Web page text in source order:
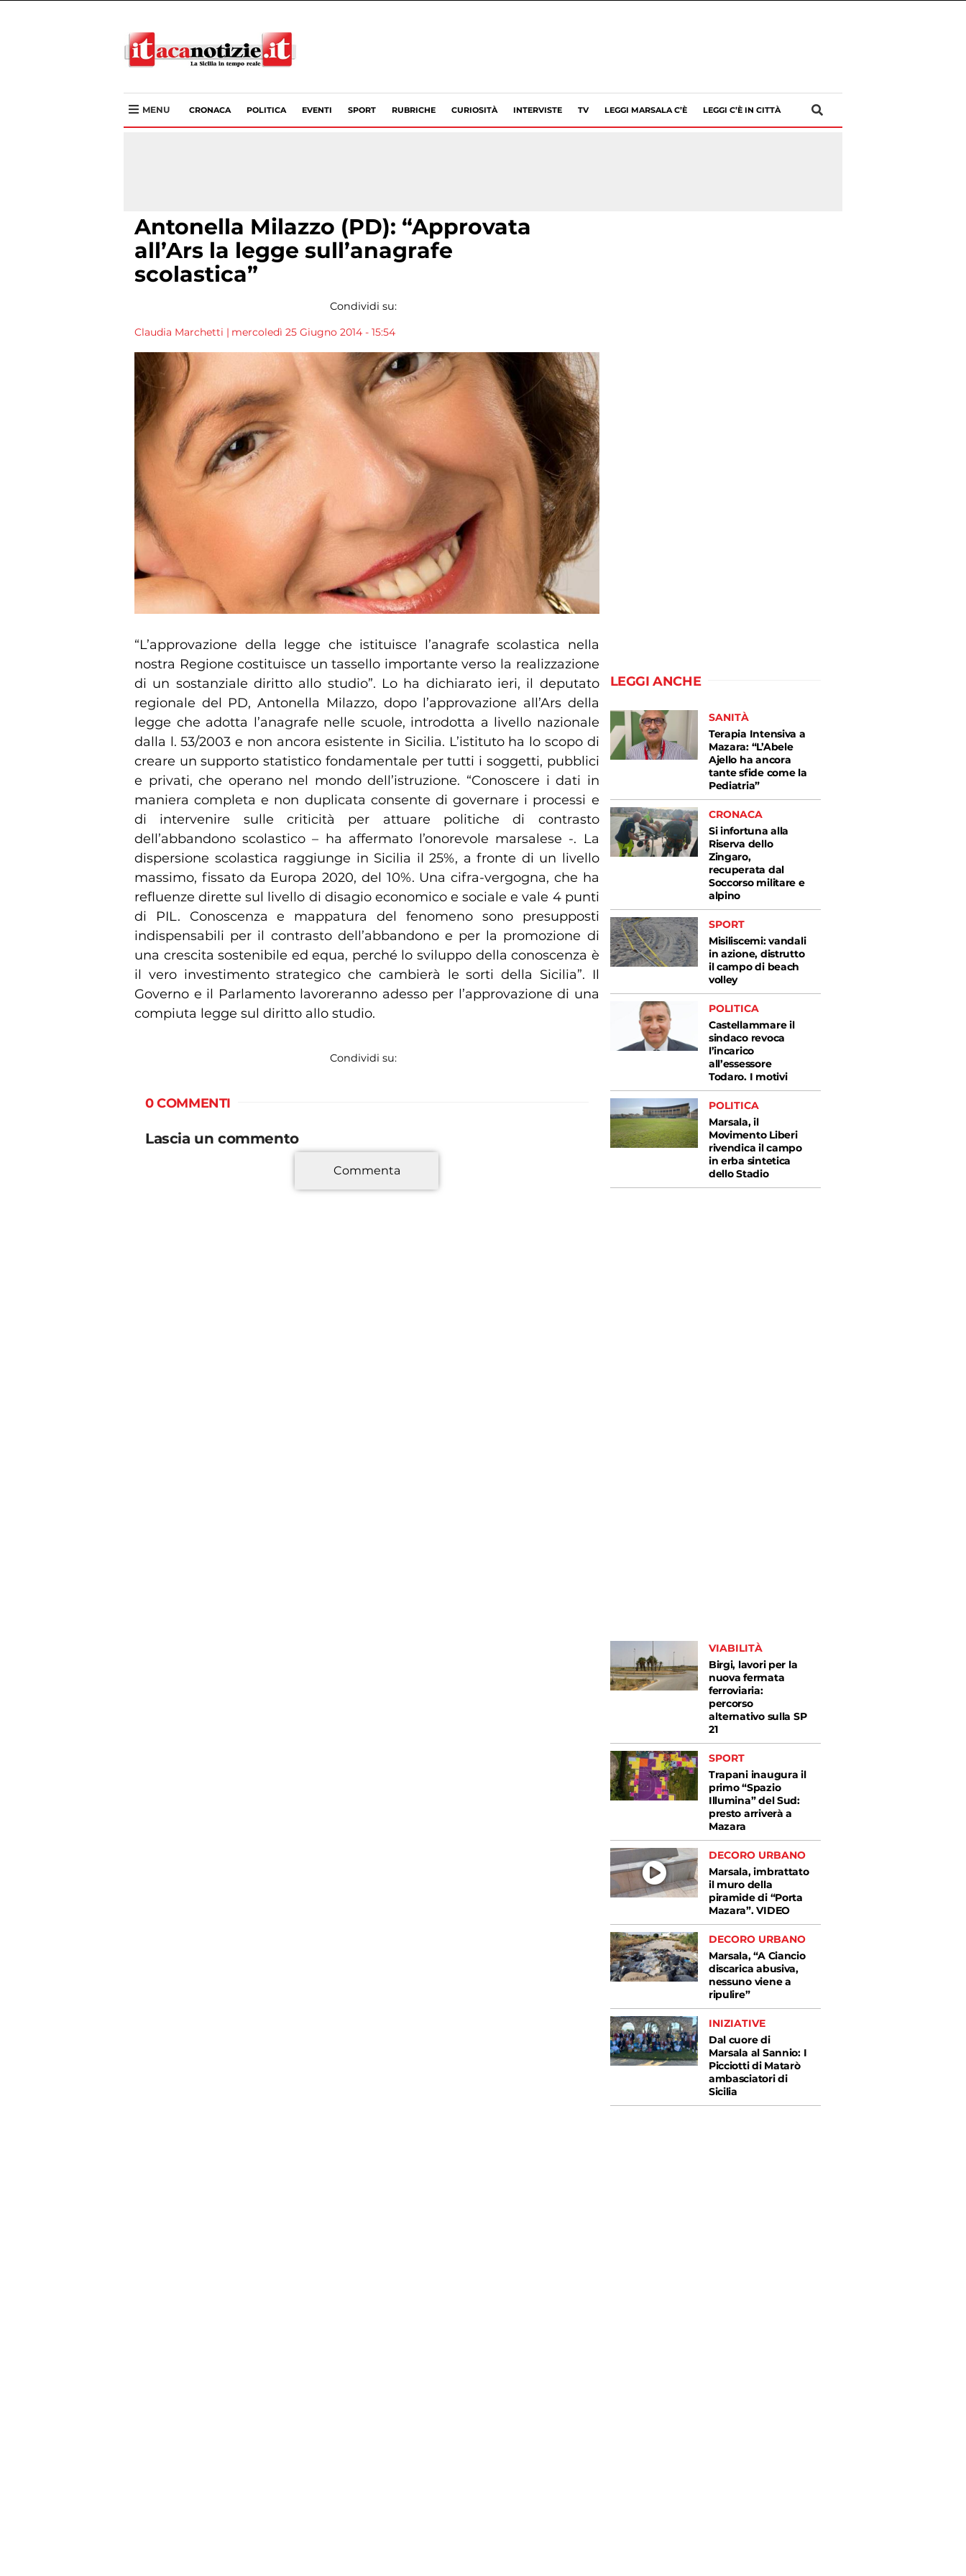
MENU CRONACA POLITICA EVENTI SPORT RUBRICHE CURIOSITÀ INTERVISTE TV LEGGI MARSALA C’È LEGGI C’È IN CITTÀ
Antonella Milazzo (PD): “Approvata
all’Ars la legge sull’anagrafe
scolastica”
Condividi su:
Claudia Marchetti | mercoledì 25 Giugno 2014 - 15:54
“L’approvazione della legge che istituisce l’anagrafe scolastica nella
nostra Regione costituisce un tassello importante verso la realizzazione
di un sostanziale diritto allo studio”. Lo ha dichiarato ieri, il deputato
regionale del PD, Antonella Milazzo, dopo l’approvazione all’Ars della
legge che adotta l’anagrafe nelle scuole, introdotta a livello nazionale
dalla l. 53/2003 e non ancora esistente in Sicilia. L’istituto ha lo scopo di
creare un supporto statistico fondamentale per tutti i soggetti, pubblici
e privati, che operano nel mondo dell’istruzione. “Conoscere i dati in
maniera completa e non duplicata consente di governare i processi e
di intervenire sulle criticità per attuare politiche di contrasto
dell’abbandono scolastico – ha affermato l’onorevole marsalese -. La
dispersione scolastica raggiunge in Sicilia il 25%, a fronte di un livello
massimo, fissato da Europa 2020, del 10%. Una cifra-vergogna, che ha
refluenze dirette sul livello di disagio economico e sociale e vale 4 punti
di PIL. Conoscenza e mappatura del fenomeno sono presupposti
indispensabili per il contrasto dell’abbandono e per la promozione di
una crescita sostenibile ed equa, perché lo sviluppo della conoscenza è
il vero investimento strategico che cambierà le sorti della Sicilia”. Il
Governo e il Parlamento lavoreranno adesso per l’approvazione di una
compiuta legge sul diritto allo studio.
Condividi su:
0 COMMENTI
Lascia un commento
Commenta
LEGGI ANCHE
SANITÀ
Terapia Intensiva a
Mazara: “L’Abele
Ajello ha ancora
tante sfide come la
Pediatria”
CRONACA
Si infortuna alla
Riserva dello
Zingaro,
recuperata dal
Soccorso militare e
alpino
SPORT
Misiliscemi: vandali
in azione, distrutto
il campo di beach
volley
POLITICA
Castellammare il
sindaco revoca
l’incarico
all’essessore
Todaro. I motivi
POLITICA
Marsala, il
Movimento Liberi
rivendica il campo
in erba sintetica
dello Stadio
VIABILITÀ
Birgi, lavori per la
nuova fermata
ferroviaria:
percorso
alternativo sulla SP
21
SPORT
Trapani inaugura il
primo “Spazio
Illumina” del Sud:
presto arriverà a
Mazara
DECORO URBANO
Marsala, imbrattato
il muro della
piramide di “Porta
Mazara”. VIDEO
DECORO URBANO
Marsala, “A Ciancio
discarica abusiva,
nessuno viene a
ripulire”
INIZIATIVE
Dal cuore di
Marsala al Sannio: I
Picciotti di Matarò
ambasciatori di
Sicilia